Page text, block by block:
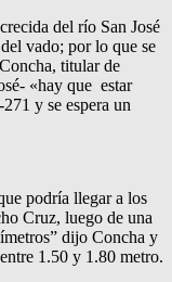
del río San José
vado; por lo que se
titular de
«hay que estar
y se espera un
podría llegar a los
Cruz, luego de una
dijo Concha y
1.50 y 1.80 metro.